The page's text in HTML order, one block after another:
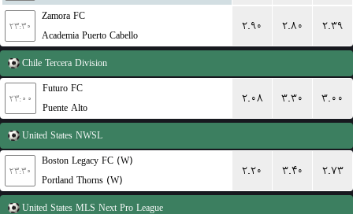
۲۳:۳۰
Zamora FC
Academia Puerto Cabello
۲.۹۰ ۲.۸۰ ۲.۳۹
Chile Tercera Division
۲۳:۰۰
Futuro FC
Puente Alto
۲.۰۸ ۳.۳۰ ۳.۰۰
United States NWSL
۲۳:۳۰
Boston Legacy FC (W)
Portland Thorns (W)
۲.۲۰ ۳.۴۰ ۲.۷۳
United States MLS Next Pro League